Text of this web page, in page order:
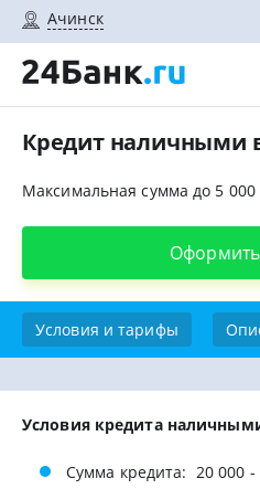
Ачинск
Кредит наличными
Максимальная сумма до 5 000
Условия и тарифы
Условия кредита
Сумма кредита: 20 000 -